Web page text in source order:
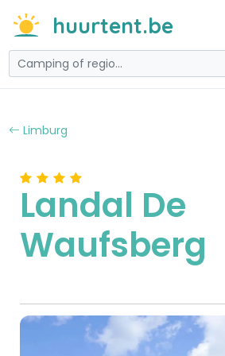
huurtent.be
Limburg
Landal De
Waufsberg